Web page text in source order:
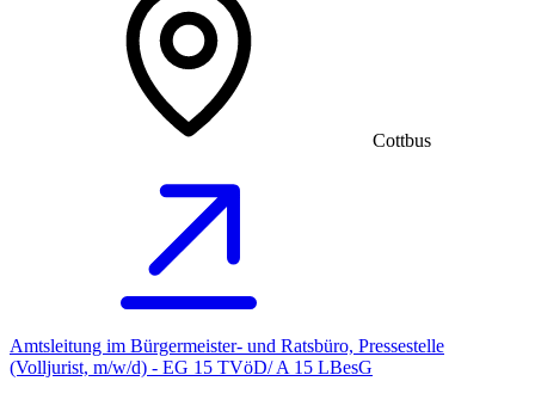
Cottbus
Amtsleitung im Bürgermeister- und Ratsbüro, Pressestelle
(Volljurist, m/w/d) - EG 15 TVöD/ A 15 LBesG